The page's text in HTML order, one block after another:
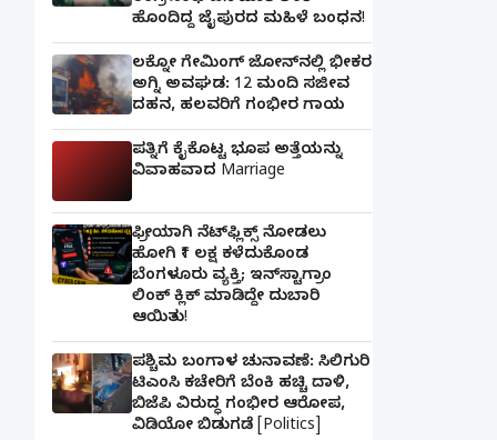
ಹೊಂದಿದ್ದ ಜೈಪುರದ ಮಹಿಳೆ ಬಂಧನ!
ಲಕ್ನೋ ಗೇಮಿಂಗ್ ಜೋನ್‌ನಲ್ಲಿ ಭೀಕರ
ಅಗ್ನಿ ಅವಘಡ: 12 ಮಂದಿ ಸಜೀವ
ದಹನ, ಹಲವರಿಗೆ ಗಂಭೀರ ಗಾಯ
ಪತ್ನಿಗೆ ಕೈಕೊಟ್ಟ ಭೂಪ ಅತ್ತೆಯನ್ನು
ವಿವಾಹವಾದ Marriage
ಫ್ರೀಯಾಗಿ ನೆಟ್‌ಫ್ಲಿಕ್ಸ್ ನೋಡಲು
ಹೋಗಿ ₹1 ಲಕ್ಷ ಕಳೆದುಕೊಂಡ
ಬೆಂಗಳೂರು ವ್ಯಕ್ತಿ; ಇನ್‌ಸ್ಟಾಗ್ರಾಂ
ಲಿಂಕ್ ಕ್ಲಿಕ್ ಮಾಡಿದ್ದೇ ದುಬಾರಿ
ಆಯಿತು!
ಪಶ್ಚಿಮ ಬಂಗಾಳ ಚುನಾವಣೆ: ಸಿಲಿಗುರಿ
ಟಿಎಂಸಿ ಕಚೇರಿಗೆ ಬೆಂಕಿ ಹಚ್ಚಿ ದಾಳಿ,
ಬಿಜೆಪಿ ವಿರುದ್ಧ ಗಂಭೀರ ಆರೋಪ,
ವಿಡಿಯೋ ಬಿಡುಗಡೆ [Politics]